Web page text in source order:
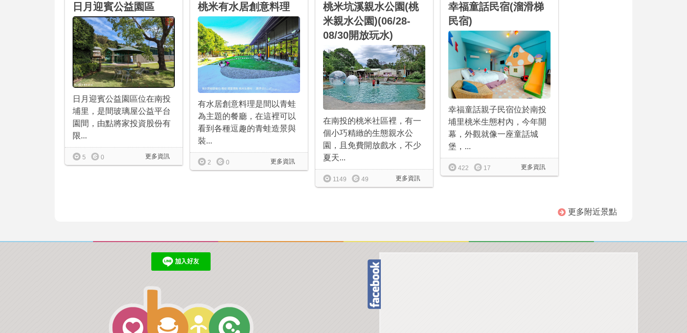
日月迎賓公益園區
日月迎賓公益園區位在南投
埔里，是間玻璃屋公益平台
園間，由點將家投資股份有
限...
更多資訊
5 0
桃米有水居創意料理
有水居創意料理是間以青蛙
為主題的餐廳，在這裡可以
看到各種逗趣的青蛙造景與
裝...
更多資訊
2 0
桃米坑溪親水公園(桃
米親水公園)(06/28-
08/30開放玩水)
在南投的桃米社區裡，有一
個小巧精緻的生態親水公
園，且免費開放戲水，不少
夏天...
更多資訊
1149 49
幸福童話民宿(溜滑梯
民宿)
幸福童話親子民宿位於南投
埔里桃米生態村內，今年開
幕，外觀就像一座童話城
堡，...
更多資訊
422 17
更多附近景點